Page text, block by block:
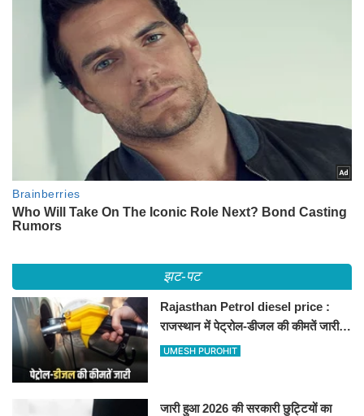
झट-पट
Rajasthan Petrol diesel price :
राजस्थान में पेट्रोल-डीजल की कीमतें जारी,
जानिए बीकानेर समेत पुरे प्रदेश में नए रेट
UMESH PUROHIT
जारी हुआ 2026 की सरकारी छुट्टियों का